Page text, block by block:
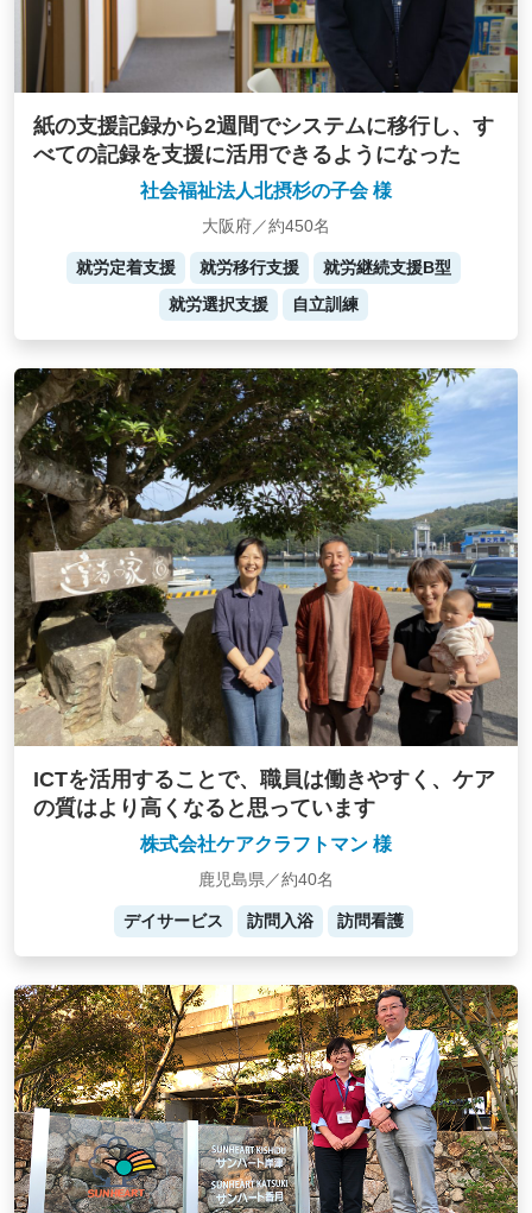
紙の支援記録から2週間でシステムに移行し、す
べての記録を支援に活用できるようになった
社会福祉法人北摂杉の子会 様
大阪府／約450名
就労定着支援 就労移行支援
就労継続支援B型
就労選択支援
自立訓練
ICTを活用することで、職員は働きやすく、ケア
の質はより高くなると思っています
株式会社ケアクラフトマン 様
鹿児島県／約40名
デイサービス 訪問入浴 訪問看護